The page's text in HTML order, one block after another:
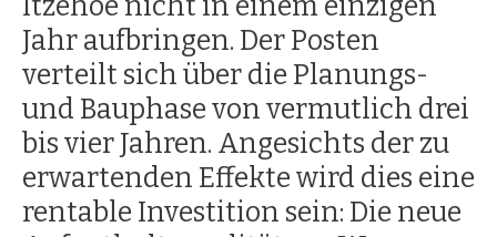
Itzehoe nicht in einem einzigen
Jahr aufbringen. Der Posten
verteilt sich über die Planungs-
und Bauphase von vermutlich drei
bis vier Jahren. Angesichts der zu
erwartenden Effekte wird dies eine
rentable Investition sein: Die neue